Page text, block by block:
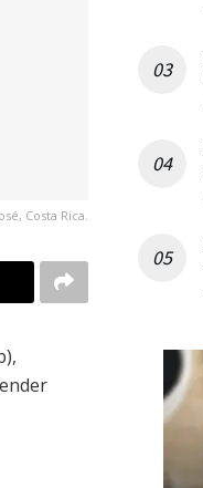
Costa Rica.